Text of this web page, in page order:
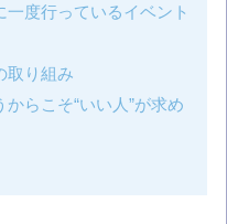
度行っているイベント
取り組み
らこそ“いい人”が求め